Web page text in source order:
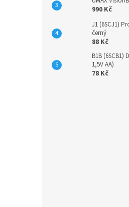
990 Kč
J1 (6SCJ1)
černý
88 Kč
B1B (6SCB1)
1,5V AA)
78 Kč